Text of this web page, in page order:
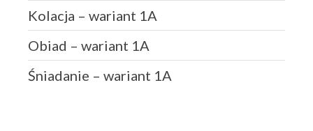
Kolacja – wariant 1A
Obiad – wariant 1A
Śniadanie – wariant 1A